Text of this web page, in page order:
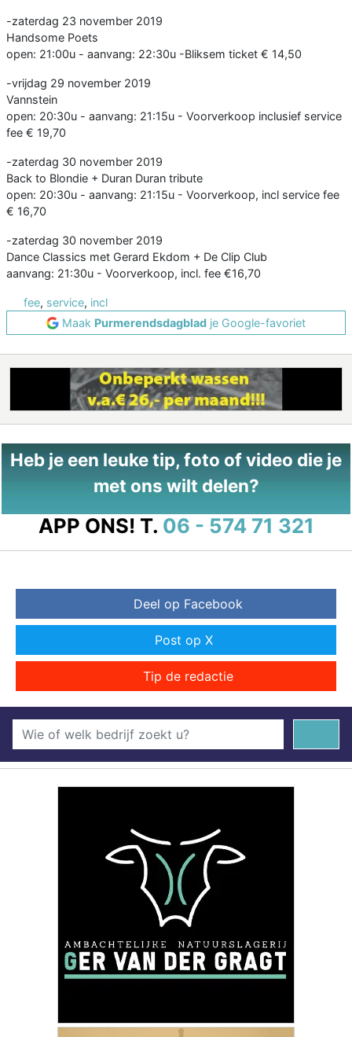
-zaterdag 23 november 2019
Handsome Poets
open: 21:00u - aanvang: 22:30u -Bliksem ticket € 14,50
-vrijdag 29 november 2019
Vannstein
open: 20:30u - aanvang: 21:15u - Voorverkoop inclusief service
fee € 19,70
-zaterdag 30 november 2019
Back to Blondie + Duran Duran tribute
open: 20:30u - aanvang: 21:15u - Voorverkoop, incl service fee
€ 16,70
-zaterdag 30 november 2019
Dance Classics met Gerard Ekdom + De Clip Club
aanvang: 21:30u - Voorverkoop, incl. fee €16,70
fee, service, incl
Maak Purmerendsdagblad je Google-favoriet
Heb je een leuke tip, foto of video die je
met ons wilt delen?
APP ONS! T. 06 - 574 71 321
Deel op Facebook
Post op X
Tip de redactie